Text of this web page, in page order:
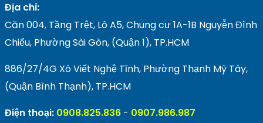
Địa chỉ:
Căn 004, Tầng Trệt, Lô A5, Chung cư 1A-1B Nguyễn Đình
Chiểu, Phường Sài Gòn, (Quận 1), TP.HCM
886/27/4G Xô Viết Nghệ Tĩnh, Phường Thạnh Mỹ Tây,
(Quận Bình Thạnh), TP.HCM
Điện thoại: 0908.825.836 - 0907.986.987